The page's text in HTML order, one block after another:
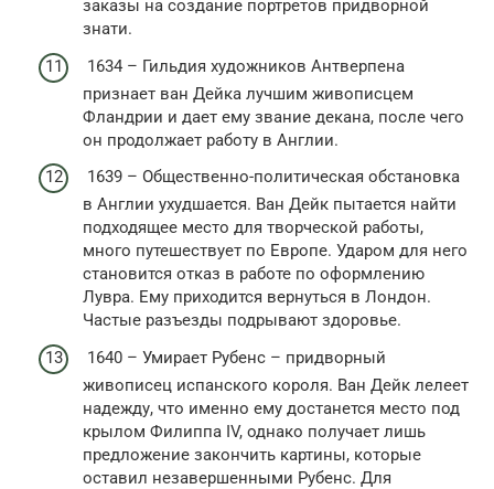
заказы на создание портретов придворной
знати.
1634 – Гильдия художников Антверпена
признает ван Дейка лучшим живописцем
Фландрии и дает ему звание декана, после чего
он продолжает работу в Англии.
1639 – Общественно-политическая обстановка
в Англии ухудшается. Ван Дейк пытается найти
подходящее место для творческой работы,
много путешествует по Европе. Ударом для него
становится отказ в работе по оформлению
Лувра. Ему приходится вернуться в Лондон.
Частые разъезды подрывают здоровье.
1640 – Умирает Рубенс – придворный
живописец испанского короля. Ван Дейк лелеет
надежду, что именно ему достанется место под
крылом Филиппа IV, однако получает лишь
предложение закончить картины, которые
оставил незавершенными Рубенс. Для